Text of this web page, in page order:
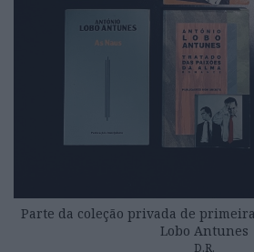
Parte da coleção privada de
Lobo Antunes
D.R.